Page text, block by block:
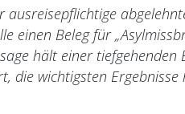
ausreisepflichtige
einen Beleg für
hält einer tiefgehenden
die wichtigsten Ergebnisse